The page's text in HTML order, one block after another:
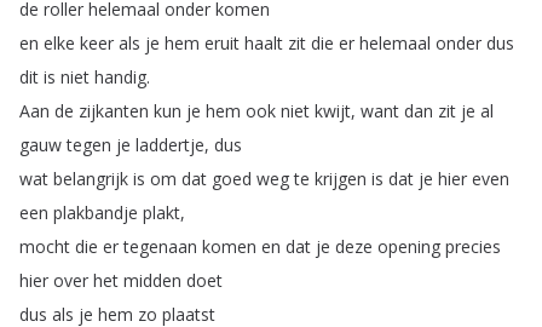
de roller helemaal onder komen
en elke keer als je hem eruit haalt zit die er helemaal onder dus
dit is niet handig.
Aan de zijkanten kun je hem ook niet kwijt, want dan zit je al
gauw tegen je laddertje, dus
wat belangrijk is om dat goed weg te krijgen is dat je hier even
een plakbandje plakt,
mocht die er tegenaan komen en dat je deze opening precies
hier over het midden doet
dus als je hem zo plaatst